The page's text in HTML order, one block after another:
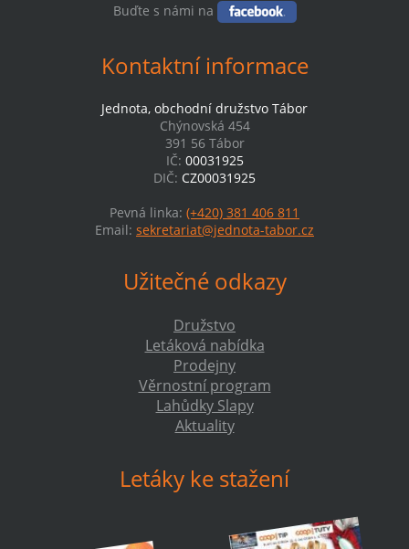
Buďte s námi na
Kontaktní informace
Jednota, obchodní družstvo Tábor
Chýnovská 454
391 56 Tábor
IČ: 00031925
DIČ: CZ00031925
Pevná linka: (+420) 381 406 811
Email: sekretariat@jednota-tabor.cz
Užitečné odkazy
Družstvo
Letáková nabídka
Prodejny
Věrnostní program
Lahůdky Slapy
Aktuality
Letáky ke stažení